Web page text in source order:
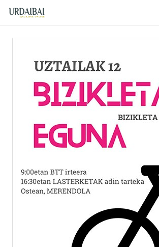
Home
Ezagutu gaitzazu
Hemeroteka
Publizitatea
Iragarleak
Kontaktua